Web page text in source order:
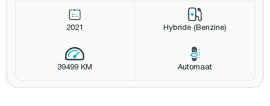
2021 Hybride (Benzine)
39499 KM Automaat